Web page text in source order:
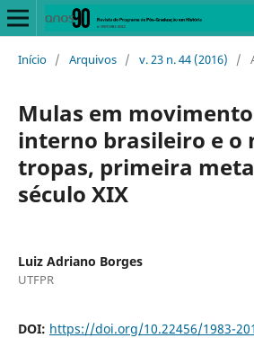
Início / Arquivos / v. 23 n. 44 (2016) /
Mulas em
interno brasileiro e o
tropas, primeira
século XIX
Luiz Adriano Borges
UTFPR
DOI: https://doi.org/10.22456/1983-